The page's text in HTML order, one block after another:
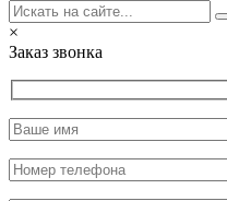
×
Заказ звонка